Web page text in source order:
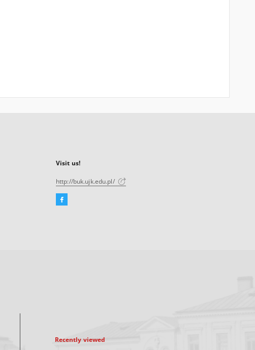
Visit us!
http://buk.ujk.edu.pl/
Facebook
Recently viewed